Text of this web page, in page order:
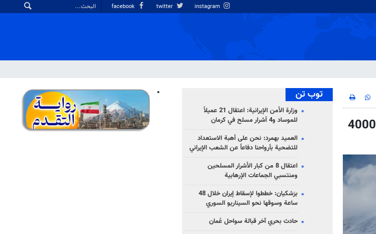
الحرس الثوري: العثور على حطام الطائرة المنكوبة على ارتفاع 4000
توب تن
وزارة الأمن الإيرانية: اعتقال 21 عميلاً
للموساد و4 أشرار مسلح في كرمان
العميد بهمرد: نحن على أهبة الاستعداد
للتضحية بأرواحنا دفاعاً عن الشعب الإيراني
اعتقال 8 من كبار الأشرار المسلحين
ومنتسبي الجماعات الإرهابية
بزشكيان: خططوا لإسقاط إيران خلال 48
ساعة وسوقها نحو السيناريو السوري
حادث بحري آخر قبالة سواحل عُمان